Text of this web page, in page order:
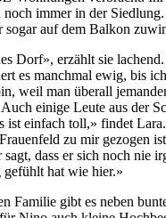
immer in der
sogar auf dem Balkon
Dorf», erzählt sie
es manchmal ewig, bis
weil man überall
einige Leute aus der
ist einfach toll,» findet
zu mir gezogen
dass er sich noch nie
hat wie hier.»
Familie gibt es neben